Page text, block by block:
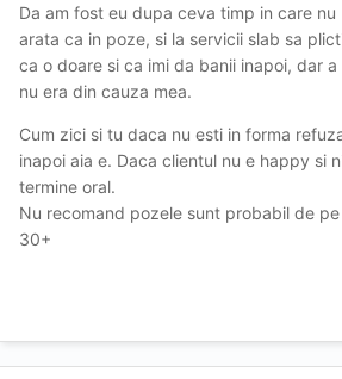
Asta pentru ca, se pare, avem cam
la o "vizita" (ma refer la..."curtezana")
aceleasi gusturi "culinare"😉
sunt"mici"
🍻
Da am fost eu dupa ceva timp in care
arata ca in poze, si la servicii slab sa
ca o doare si ca imi da banii inapoi, dar
nu era din cauza mea.
Cum zici si tu daca nu esti in forma
inapoi aia e. Daca clientul nu e happy si
termine oral.
Nu recomand pozele sunt probabil de
30+